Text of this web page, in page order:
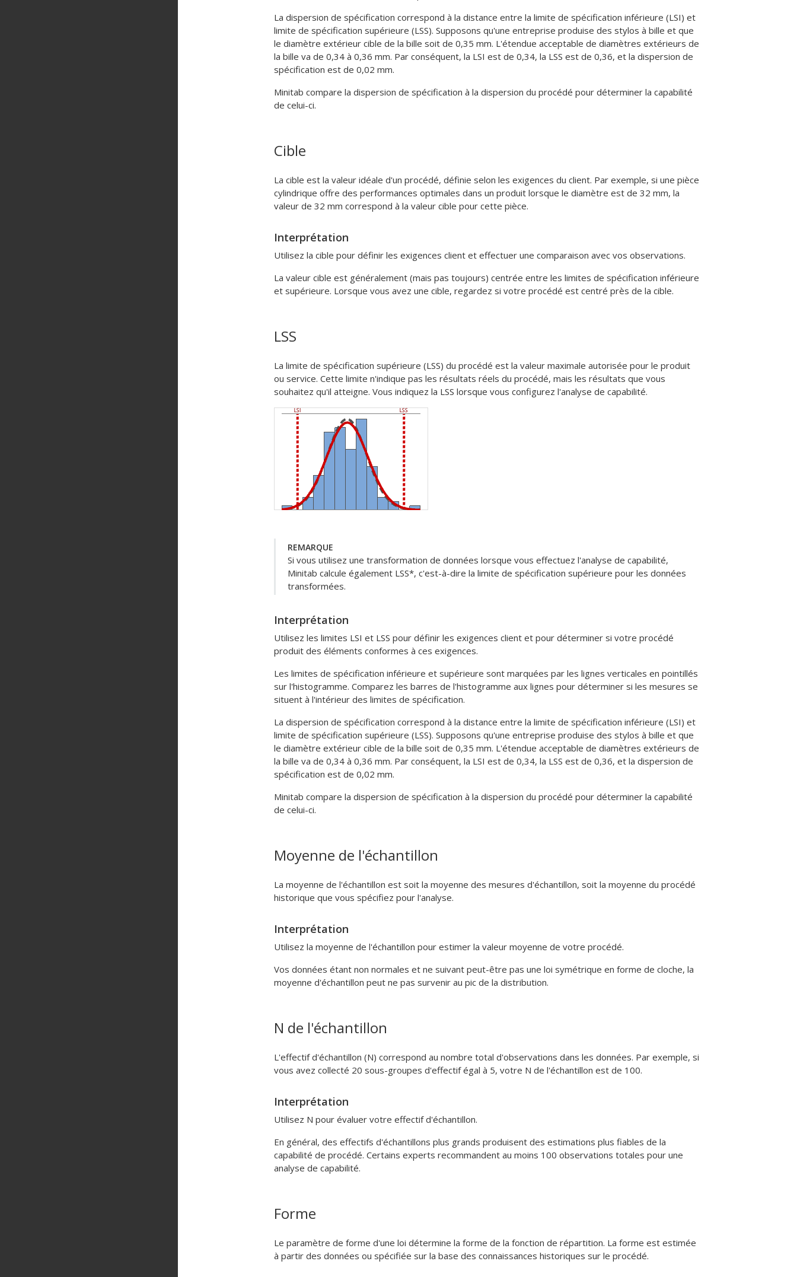
La dispersion de spécification correspond à la distance entre la limite de spécification inférieure (LSI) et
limite de spécification supérieure (LSS). Supposons qu'une entreprise produise des stylos à bille et que
le diamètre extérieur cible de la bille soit de 0,35 mm. L'étendue acceptable de diamètres extérieurs de
la bille va de 0,34 à 0,36 mm. Par conséquent, la LSI est de 0,34, la LSS est de 0,36, et la dispersion de
spécification est de 0,02 mm.
Minitab compare la dispersion de spécification à la dispersion du procédé pour déterminer la capabilité
de celui-ci.
Cible
La cible est la valeur idéale d'un procédé, définie selon les exigences du client. Par exemple, si une pièce
cylindrique offre des performances optimales dans un produit lorsque le diamètre est de 32 mm, la
valeur de 32 mm correspond à la valeur cible pour cette pièce.
Interprétation
Utilisez la cible pour définir les exigences client et effectuer une comparaison avec vos observations.
La valeur cible est généralement (mais pas toujours) centrée entre les limites de spécification inférieure
et supérieure. Lorsque vous avez une cible, regardez si votre procédé est centré près de la cible.
LSS
La limite de spécification supérieure (LSS) du procédé est la valeur maximale autorisée pour le produit
ou service. Cette limite n'indique pas les résultats réels du procédé, mais les résultats que vous
souhaitez qu'il atteigne. Vous indiquez la LSS lorsque vous configurez l'analyse de capabilité.
REMARQUE
Si vous utilisez une transformation de données lorsque vous effectuez l'analyse de capabilité,
Minitab calcule également LSS*, c'est-à-dire la limite de spécification supérieure pour les données
transformées.
Interprétation
Utilisez les limites LSI et LSS pour définir les exigences client et pour déterminer si votre procédé
produit des éléments conformes à ces exigences.
Les limites de spécification inférieure et supérieure sont marquées par les lignes verticales en pointillés
sur l'histogramme. Comparez les barres de l'histogramme aux lignes pour déterminer si les mesures se
situent à l'intérieur des limites de spécification.
La dispersion de spécification correspond à la distance entre la limite de spécification inférieure (LSI) et
limite de spécification supérieure (LSS). Supposons qu'une entreprise produise des stylos à bille et que
le diamètre extérieur cible de la bille soit de 0,35 mm. L'étendue acceptable de diamètres extérieurs de
la bille va de 0,34 à 0,36 mm. Par conséquent, la LSI est de 0,34, la LSS est de 0,36, et la dispersion de
spécification est de 0,02 mm.
Minitab compare la dispersion de spécification à la dispersion du procédé pour déterminer la capabilité
de celui-ci.
Moyenne de l'échantillon
La moyenne de l'échantillon est soit la moyenne des mesures d'échantillon, soit la moyenne du procédé
historique que vous spécifiez pour l'analyse.
Interprétation
Utilisez la moyenne de l'échantillon pour estimer la valeur moyenne de votre procédé.
Vos données étant non normales et ne suivant peut-être pas une loi symétrique en forme de cloche, la
moyenne d'échantillon peut ne pas survenir au pic de la distribution.
N de l'échantillon
L'effectif d'échantillon (N) correspond au nombre total d'observations dans les données. Par exemple, si
vous avez collecté 20 sous-groupes d'effectif égal à 5, votre N de l'échantillon est de 100.
Interprétation
Utilisez N pour évaluer votre effectif d'échantillon.
En général, des effectifs d'échantillons plus grands produisent des estimations plus fiables de la
capabilité de procédé. Certains experts recommandent au moins 100 observations totales pour une
analyse de capabilité.
Forme
Le paramètre de forme d'une loi détermine la forme de la fonction de répartition. La forme est estimée
à partir des données ou spécifiée sur la base des connaissances historiques sur le procédé.